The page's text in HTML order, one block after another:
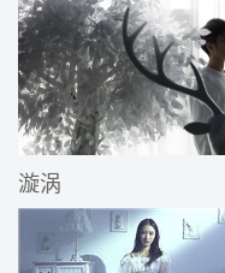
漩涡